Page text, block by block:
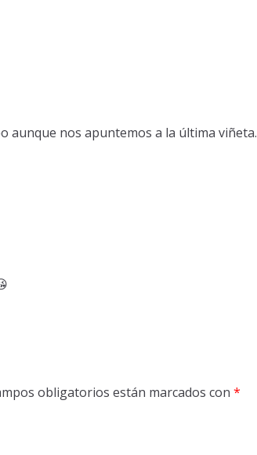
aunque nos apuntemos a la última viñeta.
obligatorios están marcados con *